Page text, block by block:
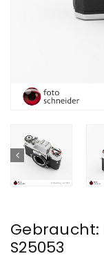
Gebraucht:
S25053